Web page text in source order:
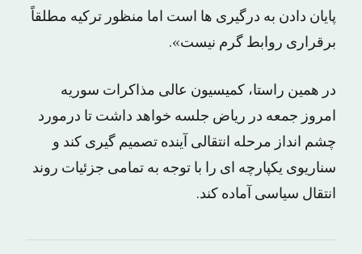
پایان دادن به درگیری ها است اما منظور ترکیه مطلقاً
برقراری روابط گرم نیست».
در همین راستا، کمیسیون عالی مذاکرات سوریه
امروز جمعه در ریاض جلسه خواهد داشت تا درمورد
چشم انداز مرحله انتقالی آینده تصمیم گیری کند و
سناریوی یکپارچه ای را با توجه به تمامی جزئیات روند
انتقال سیاسی آماده کند.